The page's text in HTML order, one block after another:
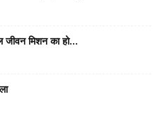
मिशन का हो...